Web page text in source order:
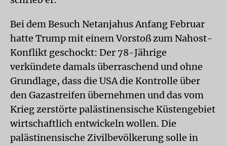
Bei dem Besuch Netanjahus Anfang Februar
hatte Trump mit einem Vorstoß zum Nahost-
Konflikt geschockt: Der 78-Jährige
verkündete damals überraschend und ohne
Grundlage, dass die USA die Kontrolle über
den Gazastreifen übernehmen und das vom
Krieg zerstörte palästinensische Küstengebiet
wirtschaftlich entwickeln wollen. Die
palästinensische Zivilbevölkerung solle in